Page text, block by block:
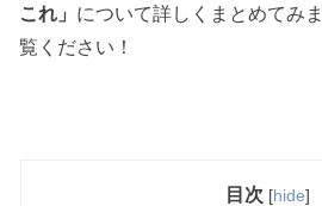
これ」 について詳しくまとめてみ
覧ください！
目次 [hide]